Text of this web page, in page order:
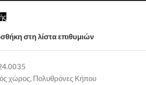
στη λίστα επιθυμιών
χώρος, Πολυθρόνες Κήπου